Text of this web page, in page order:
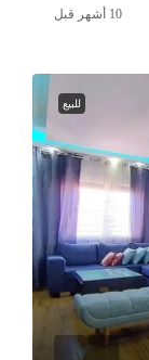
للبيع